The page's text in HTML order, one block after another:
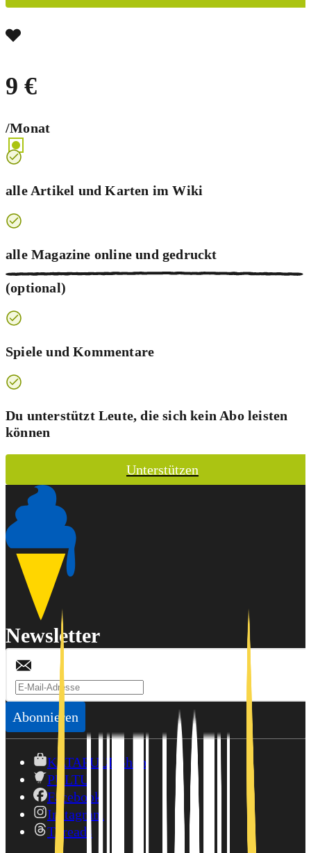
9 €
/Monat
alle Artikel und Karten im Wiki
alle Magazine online und gedruckt
(optional)
Spiele und Kommentare
Du unterstützt Leute, die sich kein Abo leisten
können
Unterstützen
Newsletter
Abonnieren
KATAPULT-Shop
PULTU
Facebook
Instagram
Threads